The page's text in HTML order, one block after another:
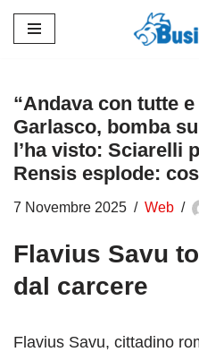
contenuto
“Andava con tutte
Garlasco, bomba
l’ha visto: Sciarelli
Rensis esplode:
7 Novembre 2025 Web
Flavius Savu
dal carcere
Flavius Savu, cittadino